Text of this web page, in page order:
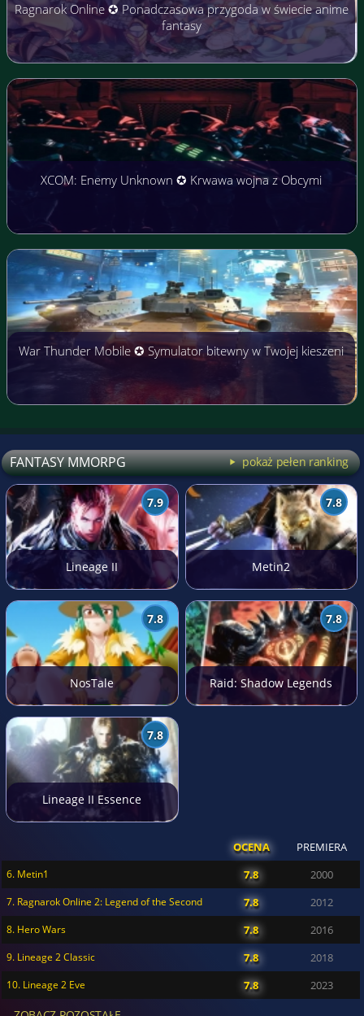
Ragnarok Online ✪ Ponadczasowa przygoda w świecie anime
fantasy
XCOM: Enemy Unknown ✪ Krwawa wojna z Obcymi
War Thunder Mobile ✪ Symulator bitewny w Twojej kieszeni
FANTASY MMORPG pokaż pełen ranking
7.9
Lineage II
7.8
Metin2
7.8
NosTale
7.8
Raid: Shadow Legends
7.8
Lineage II Essence
OCENA PREMIERA
6. Metin1 7.8 2000
7. Ragnarok Online 2: Legend of the Second 7.8 2012
8. Hero Wars 7.8 2016
9. Lineage 2 Classic 7.8 2018
10. Lineage 2 Eve 7.8 2023